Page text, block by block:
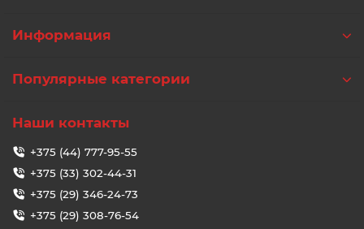
Информация
Популярные категории
Наши контакты
+375 (44) 777-95-55
+375 (33) 302-44-31
+375 (29) 346-24-73
+375 (29) 308-76-54